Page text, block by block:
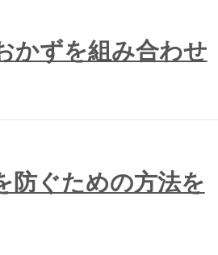
かずを組み合わせ
防ぐための方法を